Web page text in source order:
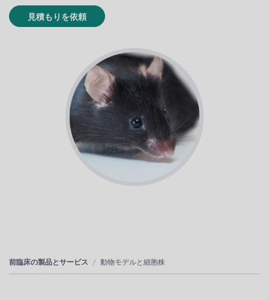
見積もりを依頼
前臨床の製品とサービス 動物モデルと細胞株